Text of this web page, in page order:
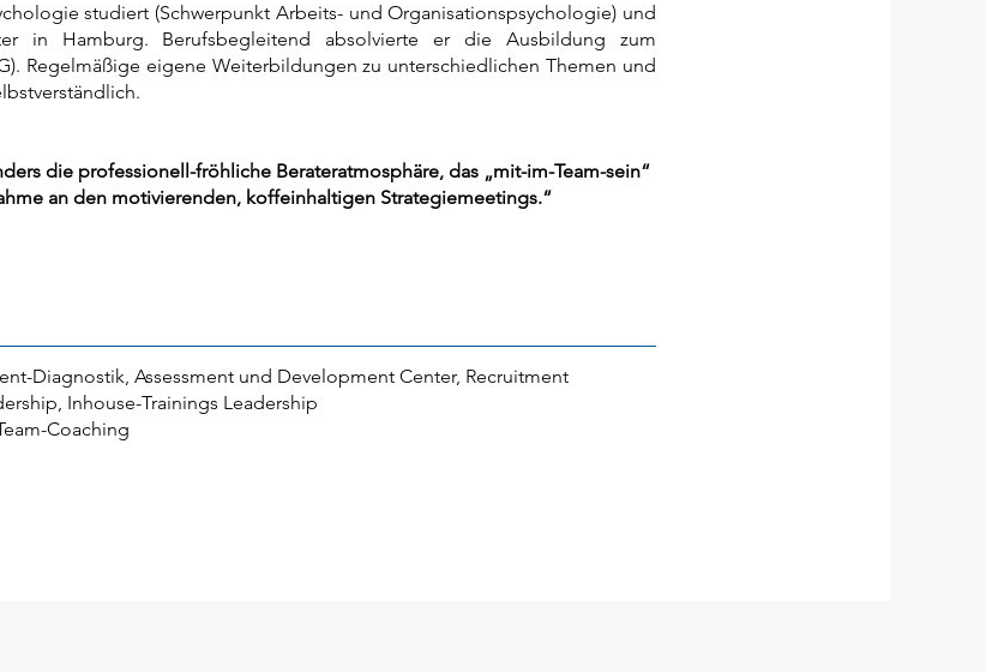
studiert (Schwerpunkt Arbeits- und Organisationspsychologie) und
in Hamburg. Berufsbegleitend absolvierte er die Ausbildung zum
Regelmäßige eigene Weiterbildungen zu unterschiedlichen Themen und
die professionell-fröhliche Berateratmosphäre, das „mit-im-Team-sein“
an den motivierenden, koffeinhaltigen Strategiemeetings.“
Diagnostik, Assessment und Development Center, Recruitment
Inhouse-Trainings Leadership
Coaching